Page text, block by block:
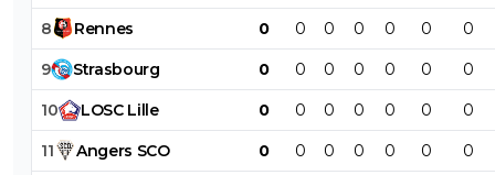
8 Rennes 0 0 0 0 0 0 0
9 Strasbourg 0 0 0 0 0 0 0
10 LOSC Lille 0 0 0 0 0 0 0
11 Angers SCO 0 0 0 0 0 0 0